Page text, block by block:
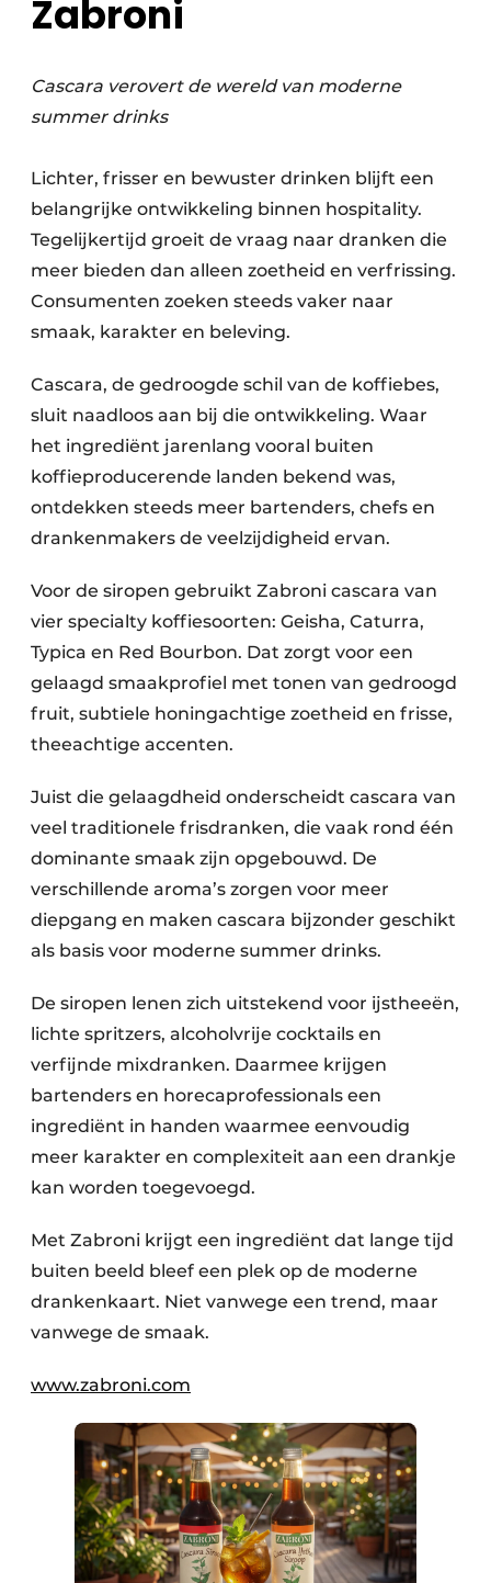
Zabroni
Cascara verovert de wereld van moderne
summer drinks
Lichter, frisser en bewuster drinken blijft een
belangrijke ontwikkeling binnen hospitality.
Tegelijkertijd groeit de vraag naar dranken die
meer bieden dan alleen zoetheid en verfrissing.
Consumenten zoeken steeds vaker naar
smaak, karakter en beleving.
Cascara, de gedroogde schil van de koffiebes,
sluit naadloos aan bij die ontwikkeling. Waar
het ingrediënt jarenlang vooral buiten
koffieproducerende landen bekend was,
ontdekken steeds meer bartenders, chefs en
drankenmakers de veelzijdigheid ervan.
Voor de siropen gebruikt Zabroni cascara van
vier specialty koffiesoorten: Geisha, Caturra,
Typica en Red Bourbon. Dat zorgt voor een
gelaagd smaakprofiel met tonen van gedroogd
fruit, subtiele honingachtige zoetheid en frisse,
theeachtige accenten.
Juist die gelaagdheid onderscheidt cascara van
veel traditionele frisdranken, die vaak rond één
dominante smaak zijn opgebouwd. De
verschillende aroma’s zorgen voor meer
diepgang en maken cascara bijzonder geschikt
als basis voor moderne summer drinks.
De siropen lenen zich uitstekend voor ijstheeën,
lichte spritzers, alcoholvrije cocktails en
verfijnde mixdranken. Daarmee krijgen
bartenders en horecaprofessionals een
ingrediënt in handen waarmee eenvoudig
meer karakter en complexiteit aan een drankje
kan worden toegevoegd.
Met Zabroni krijgt een ingrediënt dat lange tijd
buiten beeld bleef een plek op de moderne
drankenkaart. Niet vanwege een trend, maar
vanwege de smaak.
www.zabroni.com